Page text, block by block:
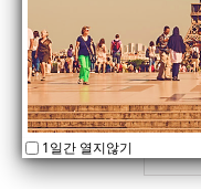
동유
1일간 열지않기